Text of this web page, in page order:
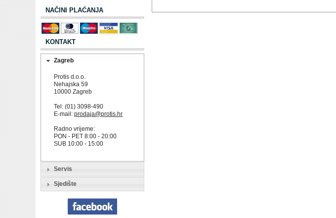
NAČINI PLAĆANJA
KONTAKT
Zagreb
Protis d.o.o.
Nehajska 59
10000 Zagreb
Tel: (01) 3098-490
E-mail:prodaja@protis.hr
Radno vrijeme:
PON - PET 8:00 - 20:00
SUB 10:00 - 15:00
Servis
Sjedište